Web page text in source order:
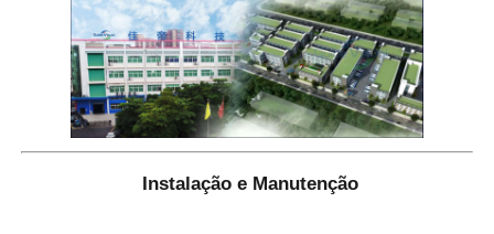
Instalação e Manutenção